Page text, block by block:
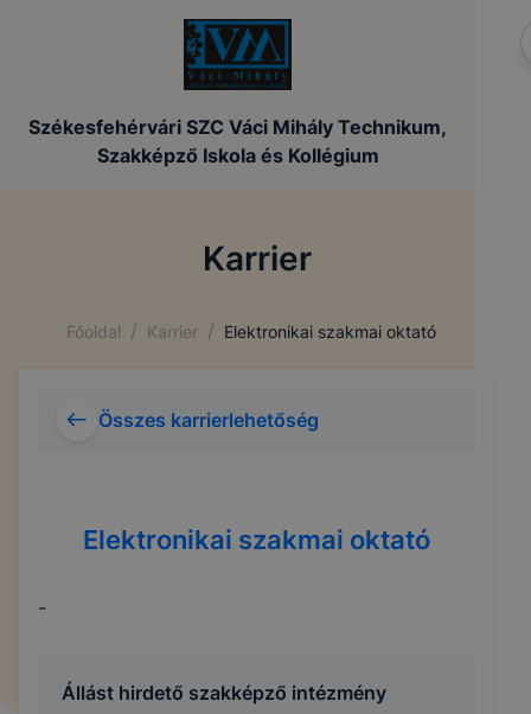
Székesfehérvári SZC Váci Mihály Technikum,
Szakképző Iskola és Kollégium
Karrier
Főoldal / Karrier / Elektronikai szakmai oktató
Összes karrierlehetőség
Elektronikai szakmai oktató
-
Állást hirdető szakképző intézmény